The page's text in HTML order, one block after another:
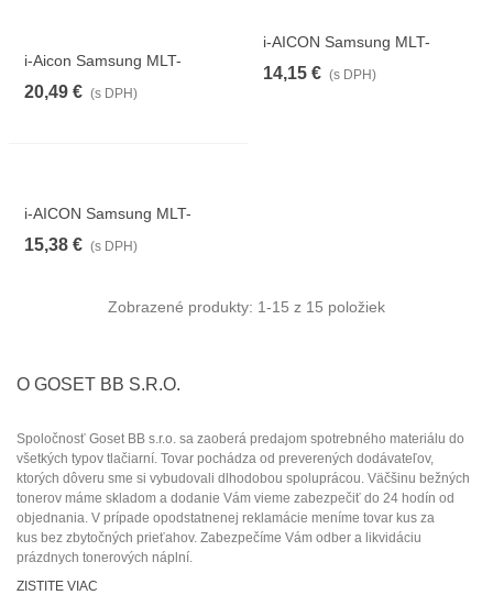
i-Aicon Samsung MLT-
D1042S - kompatibilný
20,49 € (s DPH)
i-AICON Samsung MLT-
D1082S
14,15 € (s DPH)
i-AICON Samsung MLT-
D111L
15,38 € (s DPH)
Zobrazené produkty: 1-15 z 15 položiek
O GOSET BB S.R.O.
Spoločnosť Goset BB s.r.o. sa zaoberá predajom spotrebného materiálu do
všetkých typov tlačiarní. Tovar pochádza od preverených dodávateľov,
ktorých dôveru sme si vybudovali dlhodobou spoluprácou. Väčšinu bežných
tonerov máme skladom a dodanie Vám vieme zabezpečiť do 24 hodín od
objednania V prípade opodstatnenej reklamácie meníme tovar kus za
kus bez zbytočných prieťahov. Zabezpečíme Vám odber a likvidáciu
prázdnych tonerových náplní.
ZISTITE VIAC